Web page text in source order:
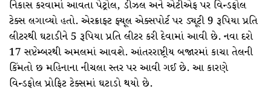
નિકાસ કરવામાં આવતા પેટ્રોલ, ડીઝલ અને એટીએફ પર વિન્ડફોલ
ટેક્સ લગાવ્યો હતો. એરક્રાફ્ટ ફ્યૂલ એક્સપોર્ટ પર ડ્યૂટી 9 રૂપિયા પ્રતિ
લીટરથી ઘટાડીને 5 રૂપિયા પ્રતિ લીટર કરી દેવામાં આવી છે. નવા દરો
17 સપ્ટેમ્બરથી અમલમાં આવશે. આંતરરાષ્ટ્રીય બજારમાં કાચા તેલની
કિંમતો છ મહિનાના નીચલા સ્તર પર આવી ગઈ છે. આ કારણે
વિન્ડફોલ પ્રોફિટ ટેક્સમાં ઘટાડો થયો છે.